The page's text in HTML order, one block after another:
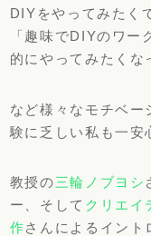
DIYをやってみたく
「趣味でDIYのワー
的にやってみたくな
など様々なモチベー
験に乏しい私も一安
教授の三輪ノブヨシ
ー、そして クリエイ
作さんによるイント